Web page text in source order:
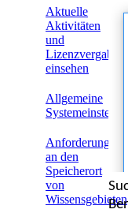
Aktuelle
Aktivitäten
und
Lizenzvergabe
einsehen
Allgemeine
Anforderungen
an den
Speicherort
von
Wissensgebieten